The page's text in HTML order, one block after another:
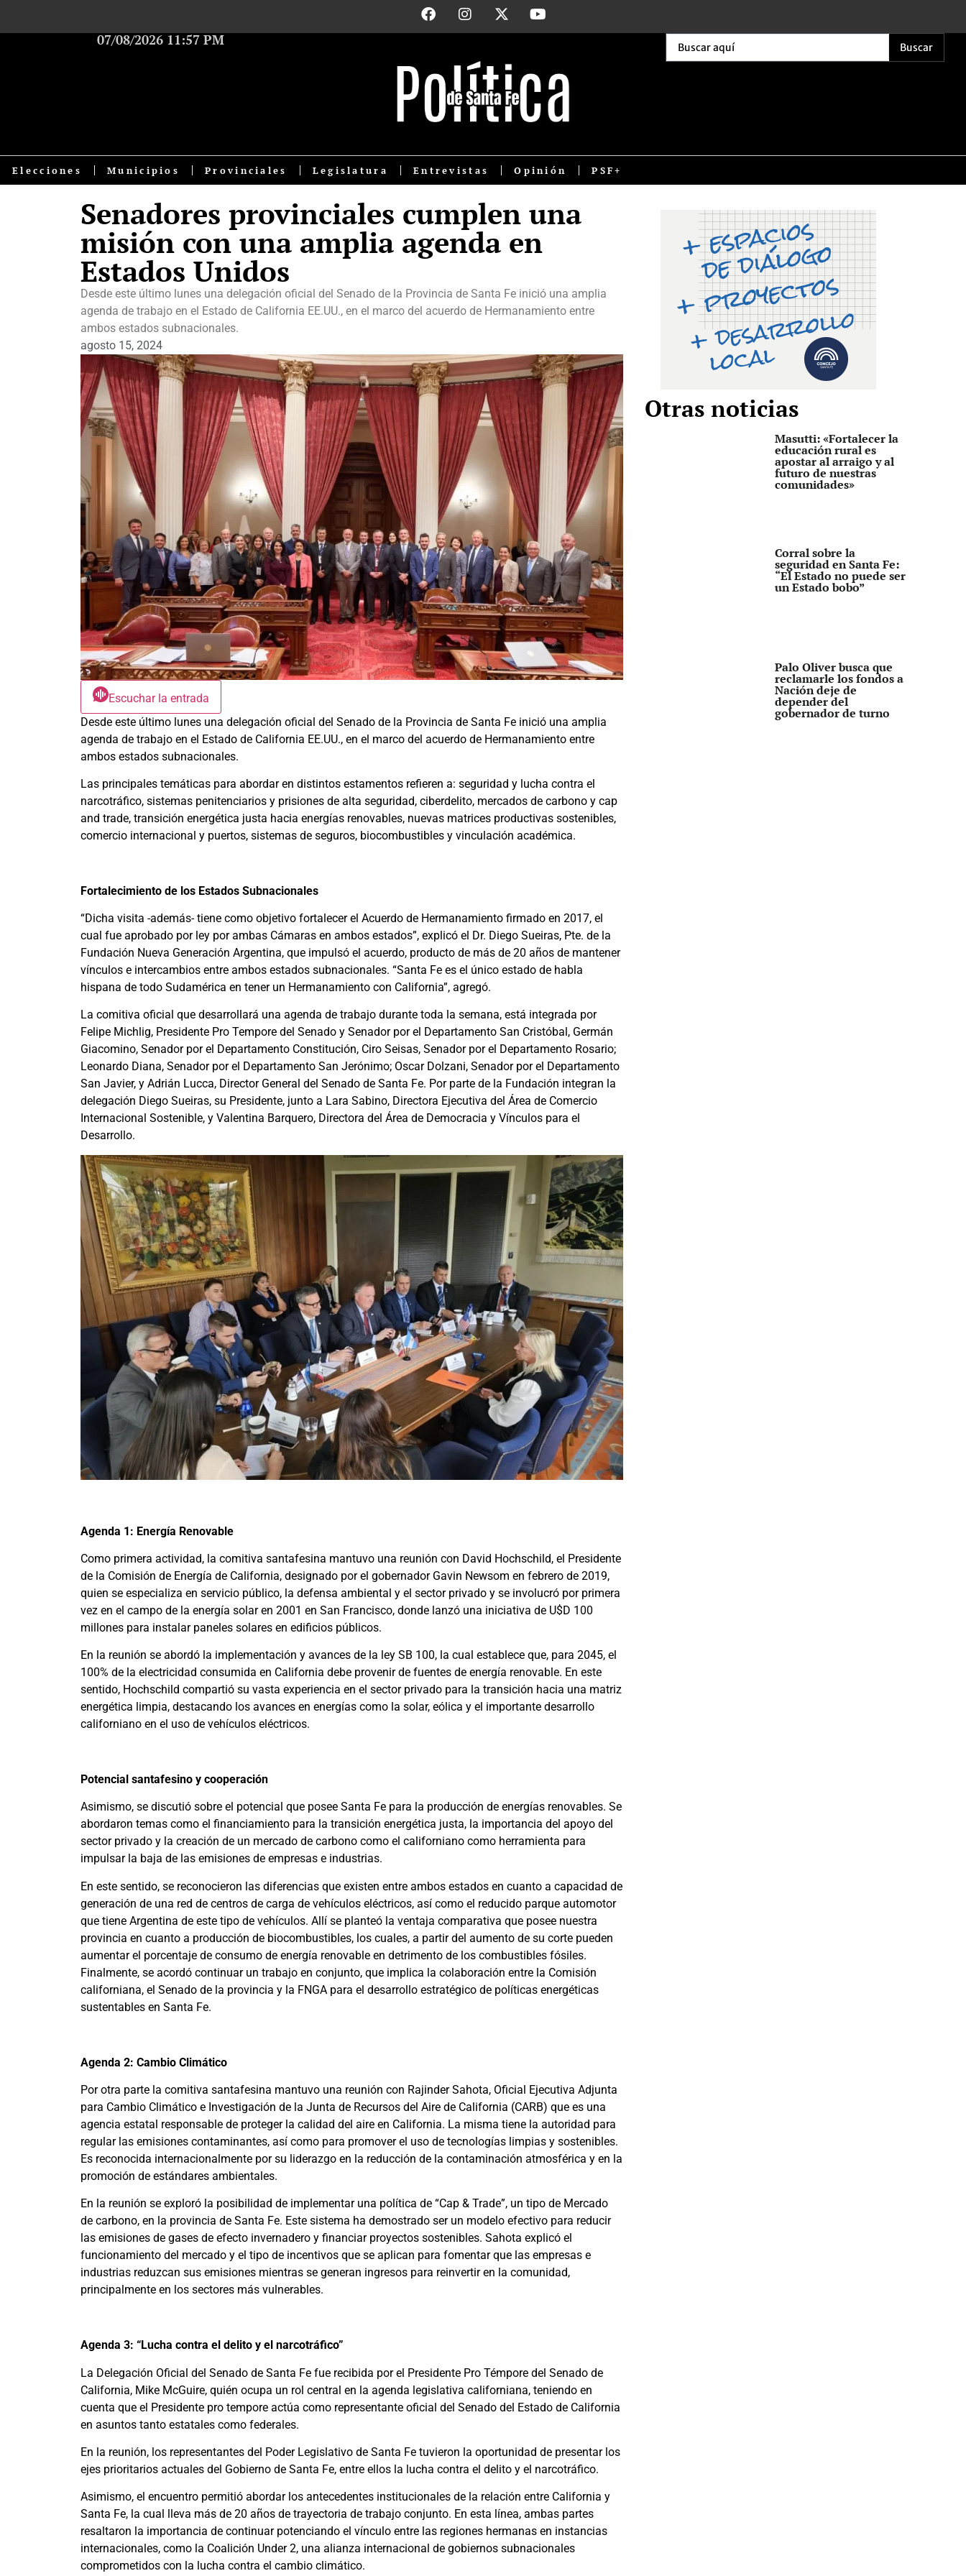
07/08/2026 11:57 PM Buscar
Elecciones Municipios Provinciales Legislatura Entrevistas Opinión PSF+
Senadores provinciales cumplen una
misión con una amplia agenda en
Estados Unidos
Desde este último lunes una delegación oficial del Senado de la Provincia de Santa Fe inició una amplia
agenda de trabajo en el Estado de California EE.UU., en el marco del acuerdo de Hermanamiento entre
ambos estados subnacionales.
agosto 15, 2024
Escuchar la entrada
Desde este último lunes una delegación oficial del Senado de la Provincia de Santa Fe inició una amplia
agenda de trabajo en el Estado de California EE.UU., en el marco del acuerdo de Hermanamiento entre
ambos estados subnacionales.
Las principales temáticas para abordar en distintos estamentos refieren a: seguridad y lucha contra el
narcotráfico, sistemas penitenciarios y prisiones de alta seguridad, ciberdelito, mercados de carbono y cap
and trade, transición energética justa hacia energías renovables, nuevas matrices productivas sostenibles,
comercio internacional y puertos, sistemas de seguros, biocombustibles y vinculación académica.
Fortalecimiento de los Estados Subnacionales
“Dicha visita -además- tiene como objetivo fortalecer el Acuerdo de Hermanamiento firmado en 2017, el
cual fue aprobado por ley por ambas Cámaras en ambos estados”, explicó el Dr. Diego Sueiras, Pte. de la
Fundación Nueva Generación Argentina, que impulsó el acuerdo, producto de más de 20 años de mantener
vínculos e intercambios entre ambos estados subnacionales. “Santa Fe es el único estado de habla
hispana de todo Sudamérica en tener un Hermanamiento con California”, agregó.
La comitiva oficial que desarrollará una agenda de trabajo durante toda la semana, está integrada por
Felipe Michlig, Presidente Pro Tempore del Senado y Senador por el Departamento San Cristóbal, Germán
Giacomino, Senador por el Departamento Constitución, Ciro Seisas, Senador por el Departamento Rosario;
Leonardo Diana, Senador por el Departamento San Jerónimo; Oscar Dolzani, Senador por el Departamento
San Javier, y Adrián Lucca, Director General del Senado de Santa Fe. Por parte de la Fundación integran la
delegación Diego Sueiras, su Presidente, junto a Lara Sabino, Directora Ejecutiva del Área de Comercio
Internacional Sostenible, y Valentina Barquero, Directora del Área de Democracia y Vínculos para el
Desarrollo.
Agenda 1: Energía Renovable
Como primera actividad, la comitiva santafesina mantuvo una reunión con David Hochschild, el Presidente
de la Comisión de Energía de California, designado por el gobernador Gavin Newsom en febrero de 2019,
quien se especializa en servicio público, la defensa ambiental y el sector privado y se involucró por primera
vez en el campo de la energía solar en 2001 en San Francisco, donde lanzó una iniciativa de U$D 100
millones para instalar paneles solares en edificios públicos.
En la reunión se abordó la implementación y avances de la ley SB 100, la cual establece que, para 2045, el
100% de la electricidad consumida en California debe provenir de fuentes de energía renovable. En este
sentido, Hochschild compartió su vasta experiencia en el sector privado para la transición hacia una matriz
energética limpia, destacando los avances en energías como la solar, eólica y el importante desarrollo
californiano en el uso de vehículos eléctricos.
Potencial santafesino y cooperación
Asimismo, se discutió sobre el potencial que posee Santa Fe para la producción de energías renovables. Se
abordaron temas como el financiamiento para la transición energética justa, la importancia del apoyo del
sector privado y la creación de un mercado de carbono como el californiano como herramienta para
impulsar la baja de las emisiones de empresas e industrias.
En este sentido, se reconocieron las diferencias que existen entre ambos estados en cuanto a capacidad de
generación de una red de centros de carga de vehículos eléctricos, así como el reducido parque automotor
que tiene Argentina de este tipo de vehículos. Allí se planteó la ventaja comparativa que posee nuestra
provincia en cuanto a producción de biocombustibles, los cuales, a partir del aumento de su corte pueden
aumentar el porcentaje de consumo de energía renovable en detrimento de los combustibles fósiles.
Finalmente, se acordó continuar un trabajo en conjunto, que implica la colaboración entre la Comisión
californiana, el Senado de la provincia y la FNGA para el desarrollo estratégico de políticas energéticas
sustentables en Santa Fe.
Agenda 2: Cambio Climático
Por otra parte la comitiva santafesina mantuvo una reunión con Rajinder Sahota, Oficial Ejecutiva Adjunta
para Cambio Climático e Investigación de la Junta de Recursos del Aire de California (CARB) que es una
agencia estatal responsable de proteger la calidad del aire en California. La misma tiene la autoridad para
regular las emisiones contaminantes, así como para promover el uso de tecnologías limpias y sostenibles.
Es reconocida internacionalmente por su liderazgo en la reducción de la contaminación atmosférica y en la
promoción de estándares ambientales.
En la reunión se exploró la posibilidad de implementar una política de “Cap & Trade”, un tipo de Mercado
de carbono, en la provincia de Santa Fe. Este sistema ha demostrado ser un modelo efectivo para reducir
las emisiones de gases de efecto invernadero y financiar proyectos sostenibles. Sahota explicó el
funcionamiento del mercado y el tipo de incentivos que se aplican para fomentar que las empresas e
industrias reduzcan sus emisiones mientras se generan ingresos para reinvertir en la comunidad,
principalmente en los sectores más vulnerables.
Agenda 3: “Lucha contra el delito y el narcotráfico”
La Delegación Oficial del Senado de Santa Fe fue recibida por el Presidente Pro Témpore del Senado de
California, Mike McGuire, quién ocupa un rol central en la agenda legislativa californiana, teniendo en
cuenta que el Presidente pro tempore actúa como representante oficial del Senado del Estado de California
en asuntos tanto estatales como federales.
En la reunión, los representantes del Poder Legislativo de Santa Fe tuvieron la oportunidad de presentar los
ejes prioritarios actuales del Gobierno de Santa Fe, entre ellos la lucha contra el delito y el narcotráfico.
Asimismo, el encuentro permitió abordar los antecedentes institucionales de la relación entre California y
Santa Fe, la cual lleva más de 20 años de trayectoria de trabajo conjunto. En esta línea, ambas partes
resaltaron la importancia de continuar potenciando el vínculo entre las regiones hermanas en instancias
internacionales, como la Coalición Under 2, una alianza internacional de gobiernos subnacionales
comprometidos con la lucha contra el cambio climático.
Otras noticias
Masutti: «Fortalecer la
educación rural es
apostar al arraigo y al
futuro de nuestras
comunidades»
Corral sobre la
seguridad en Santa Fe:
“El Estado no puede ser
un Estado bobo”
Palo Oliver busca que
reclamarle los fondos a
Nación deje de
depender del
gobernador de turno